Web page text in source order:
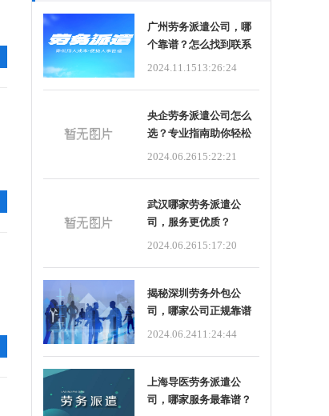
广州劳务派遣公司，哪
个靠谱？怎么找到联系
方式？
2024.11.1513:26:24
央企劳务派遣公司怎么
选？专业指南助你轻松
决策！
2024.06.2615:22:21
武汉哪家劳务派遣公
司，服务更优质？
2024.06.2615:17:20
揭秘深圳劳务外包公
司，哪家公司正规靠谱
首选？
2024.06.2411:24:44
上海导医劳务派遣公
司，哪家服务最靠谱？